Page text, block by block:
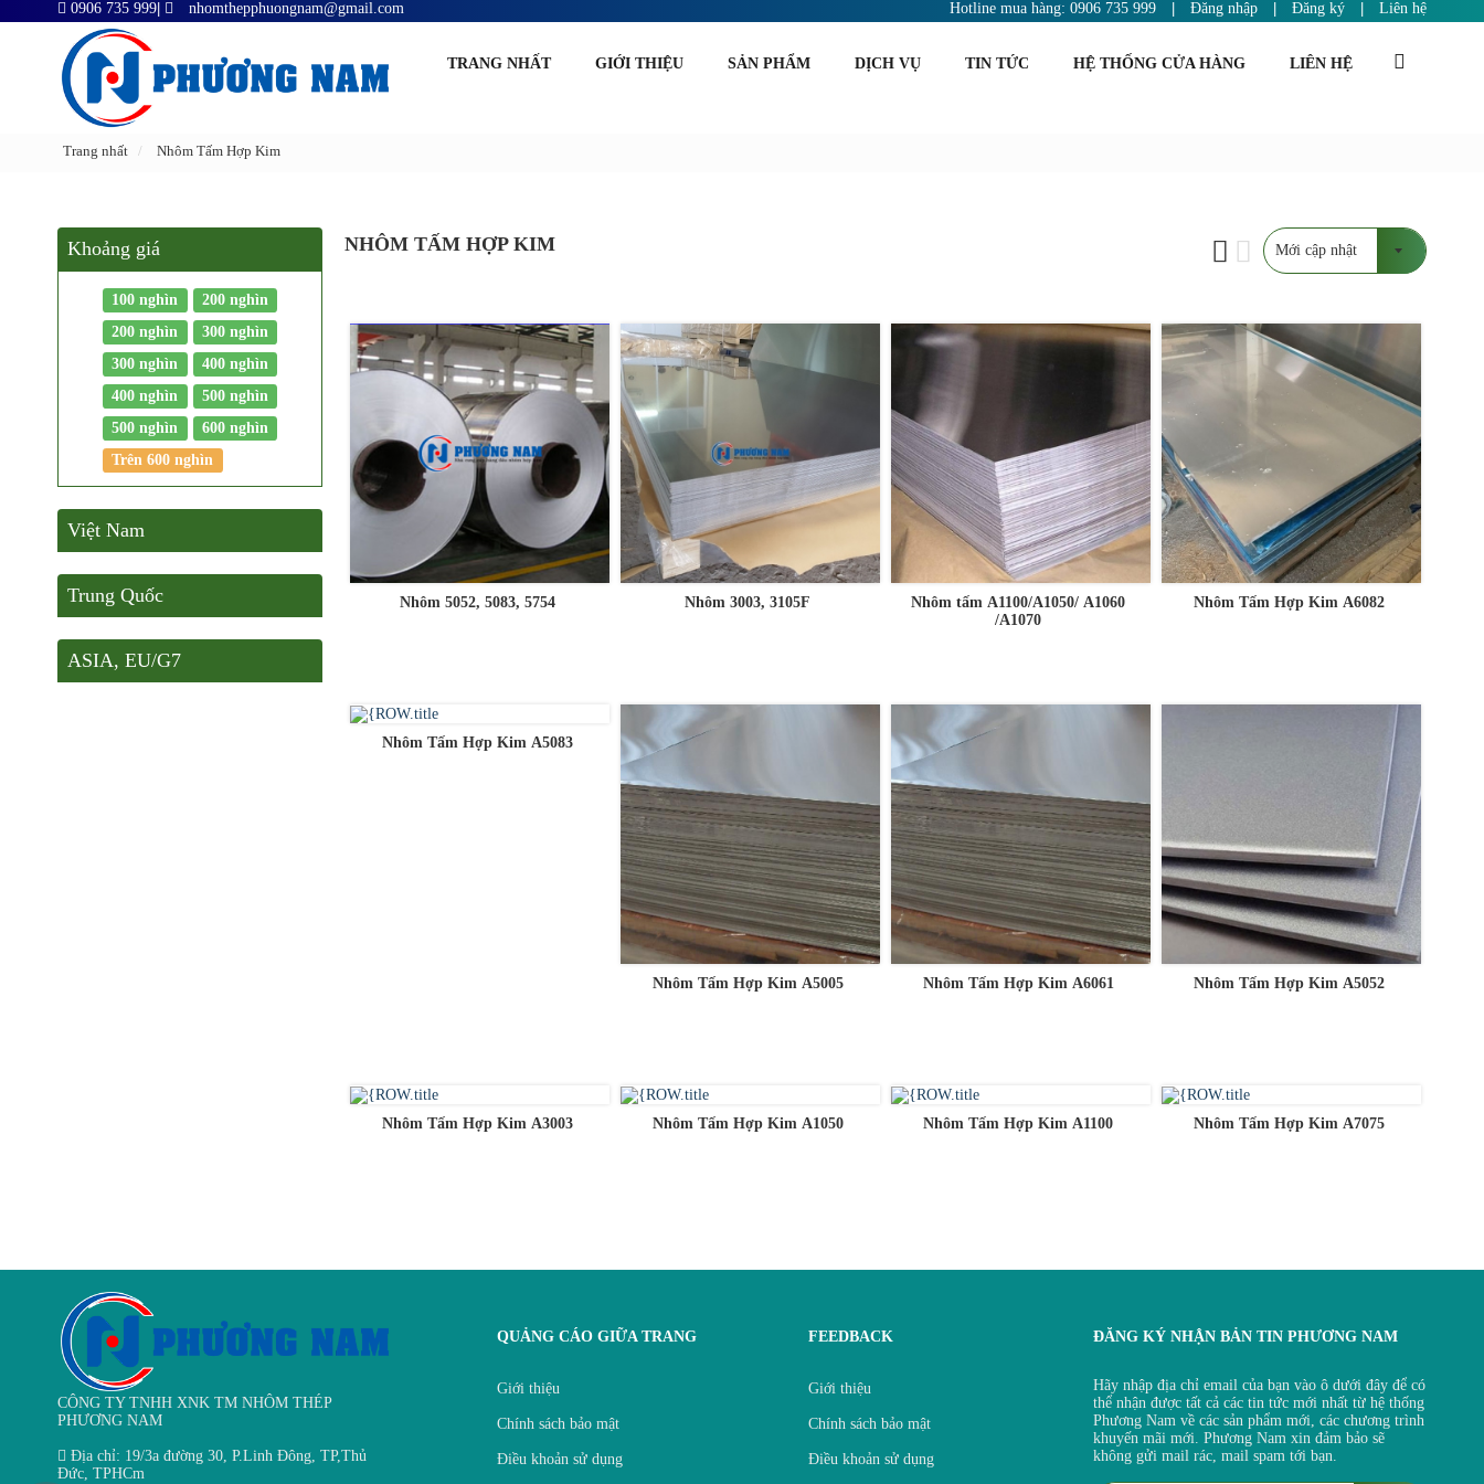
0906 735 999 nhomthepphuongnam@gmail.com Hotline mua hàng: 0906 735 999 Đăng nhập Đăng ký Liên hệ
TRANG NHẤT GIỚI THIỆU SẢN PHẨM DỊCH VỤ TIN TỨC HỆ THỐNG CỬA HÀNG LIÊN HỆ
Trang nhất Nhôm Tấm Hợp Kim
NHÔM TẤM HỢP KIM
Nhôm 5052, 5083, 5754 Nhôm 3003, 3105F
Nhôm tấm A1100/A1050/ A1060
/A1070
Nhôm Tấm Hợp Kim A6082
Nhôm Tấm Hợp Kim A5083
Nhôm Tấm Hợp Kim A5005 Nhôm Tấm Hợp Kim A6061 Nhôm Tấm Hợp Kim A5052
Nhôm Tấm Hợp Kim A3003 Nhôm Tấm Hợp Kim A1050 Nhôm Tấm Hợp Kim A1100 Nhôm Tấm Hợp Kim A7075
Khoảng giá
100 nghìn
200 nghìn
200 nghìn
300 nghìn
300 nghìn
400 nghìn
400 nghìn
500 nghìn
500 nghìn
600 nghìn
Trên 600 nghìn
Việt Nam
Trung Quốc
ASIA, EU/G7
CÔNG TY TNHH XNK TM NHÔM THÉP
PHƯƠNG NAM
Địa chỉ: 19/3a đường 30, P.Linh Đông, TP,Thủ
Đức, TPHCm
QUẢNG CÁO GIỮA TRANG
Giới thiệu
Chính sách bảo mật
Điều khoản sử dụng
FEEDBACK
Giới thiệu
Chính sách bảo mật
Điều khoản sử dụng
ĐĂNG KÝ NHẬN BẢN TIN PHƯƠNG NAM
Hãy nhập địa chỉ email của bạn vào ô dưới đây để có
thể nhận được tất cả các tin tức mới nhất từ hệ thống
Phương Nam về các sản phẩm mới, các chương trình
khuyến mãi mới. Phương Nam xin đảm bảo sẽ
không gửi mail rác, mail spam tới bạn.